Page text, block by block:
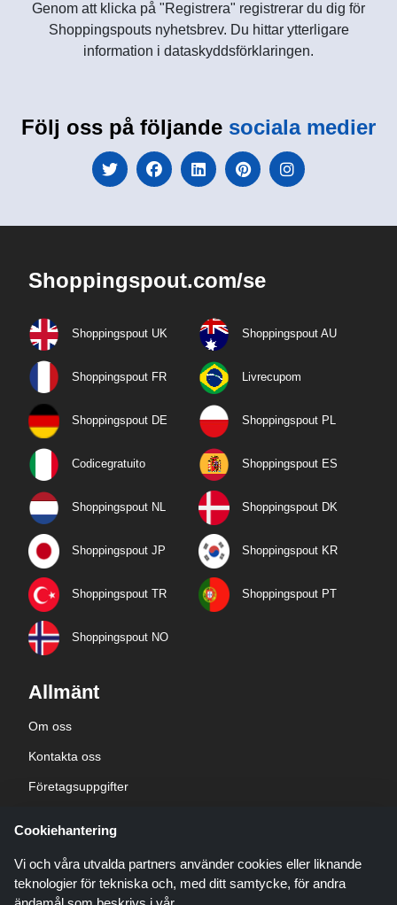
Genom att klicka på "Registrera" registrerar du dig för
Shoppingspouts nyhetsbrev. Du hittar ytterligare
information i dataskyddsförklaringen.
Följ oss på följande sociala medier
Shoppingspout.com/se
Shoppingspout UK Shoppingspout AU
Shoppingspout FR Livrecupom
Shoppingspout DE Shoppingspout PL
Codicegratuito Shoppingspout ES
Shoppingspout NL Shoppingspout DK
Shoppingspout JP Shoppingspout KR
Shoppingspout TR Shoppingspout PT
Shoppingspout NO
Allmänt
Om oss
Kontakta oss
Företagsuppgifter
Cookiehantering
Vi och våra utvalda partners använder cookies eller liknande
teknologier för tekniska och, med ditt samtycke, för andra